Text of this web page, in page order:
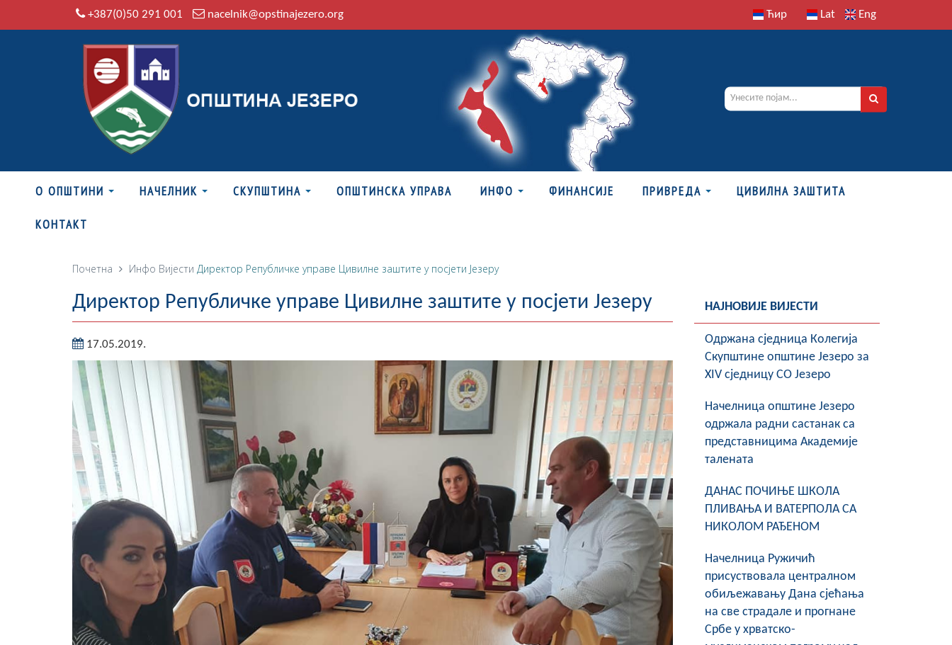
+387(0)50 291 001 nacelnik@opstinajezero.org Ћир Lat Eng
О ОПШТИНИ НАЧЕЛНИК СКУПШТИНА ОПШТИНСКА УПРАВА ИНФО ФИНАНСИЈЕ ПРИВРЕДА ЦИВИЛНА ЗАШТИТА
КОНТАКТ
Почетна Инфо Вијести Директор Републичке управе Цивилне заштите у посјети Језеру
Директор Републичке управе Цивилне заштите у посјети Језеру
17.05.2019.
НАЈНОВИЈЕ ВИЈЕСТИ
Oдржана сједница Колегија
Скупштине општине Језеро за
XIV сједницу СО Језеро
Начелница општине Језеро
одржала радни састанак са
представницима Академије
талената
ДАНАС ПОЧИЊЕ ШКОЛА
ПЛИВАЊА И ВАТЕРПОЛА СА
НИКОЛОМ РАЂЕНОМ
Начелница Ружичић
присуствовала централном
обиљежавању Дана сјећања
на све страдале и прогнане
Србе у хрватско-